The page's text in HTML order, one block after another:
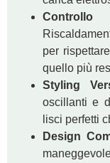
Controllo
per
quello più
Styling
oscillanti e
lisci perfetti
Design